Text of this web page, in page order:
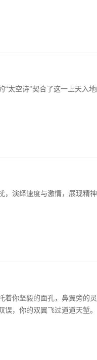
太空诗”契合了这一上天入地
演绎速度与激情，展现精
你坚毅的面孔，鼻翼旁的
，你的双翼飞过道道天堑。